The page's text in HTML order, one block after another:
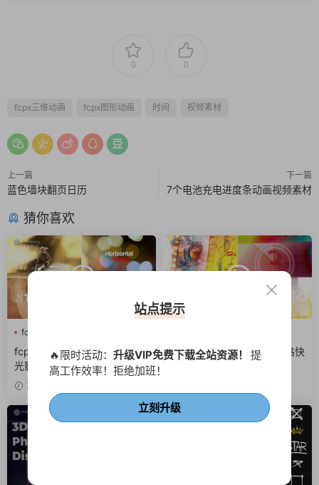
0 0
fcpx三维动画 fcpx图形动画 时间 视频素材
上一篇
蓝色墙块翻页日历
下一篇
7个电池充电进度条动画视频素材
猜你喜欢
fcpx光效
fcpx转场插件 25组光晕城市
光影梦幻光斑转场finalcutpro
插件3天前
FCPX插件 9组胶片电影风格快
站点提示
🔥限时活动： 升级VIP免费下载全站资源！ 提
高工作效率！拒绝加班！
立刻升级